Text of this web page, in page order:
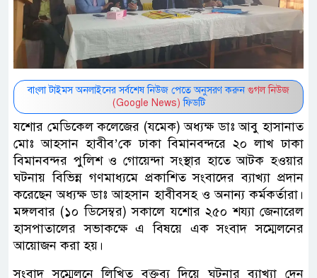
বাংলা টাইমস অনলাইনের সর্বশেষ নিউজ পেতে অনুসরণ করুন গুগল নিউজ
(Google News) ফিডটি
যশোর মেডিকেল কলেজের (যমেক) অধ্যক্ষ ডাঃ আবু হাসানাত
মোঃ আহসান হাবীব’কে ঢাকা বিমানবন্দরে ২০ লাখ ঢাকা
বিমানবন্দর পুলিশ ও গোয়েন্দা সংস্থার হাতে আটক হওয়ার
ঘটনায় বিভিন্ন গণমাধ্যমে প্রকাশিত সংবাদের ব্যাখ্যা প্রদান
করেছেন অধ্যক্ষ ডাঃ আহসান হাবীবসহ ও অনান্য কর্মকর্তারা।
মঙ্গলবার (১০ ডিসেম্বর) সকালে যশোর ২৫০ শয্যা জেনারেল
হাসপাতালের সভাকক্ষে এ বিষয়ে এক সংবাদ সম্মেলনের
আয়োজন করা হয়।
সংবাদ সম্মেলনে লিখিত বক্তব্য দিয়ে ঘটনার ব্যাখ্যা দেন